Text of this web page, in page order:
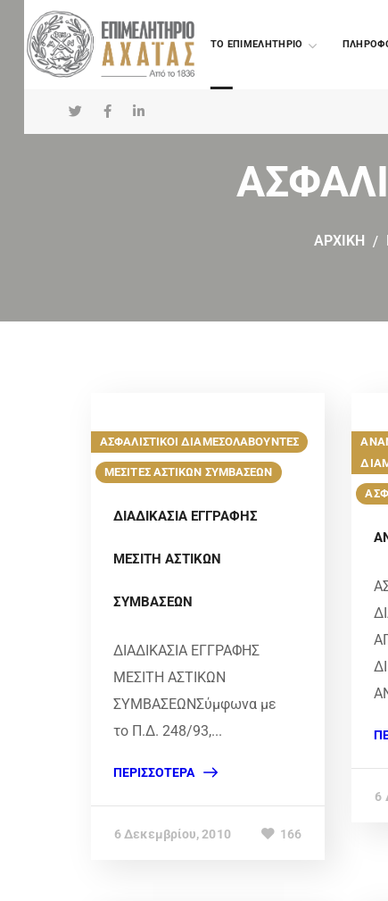
TO ΕΠΙΜΕΛΗΤΗΡΙΟ
ΑΡΧΙΚΗ
ΑΣΦΑΛΙΣΤΙΚΟΙ ΔΙΑΜΕΣΟΛΑΒΟΥΝΤΕΣ
ΜΕΣΙΤΕΣ ΑΣΤΙΚΩΝ ΣΥΜΒΑΣΕΩΝ
ΔΙΑΔΙΚΑΣΙΑ ΕΓΓΡΑΦΗΣ
ΜΕΣΙΤΗ ΑΣΤΙΚΩΝ
ΣΥΜΒΑΣΕΩΝ
ΔΙΑΔΙΚΑΣΙΑ ΕΓΓΡΑΦΗΣ
ΜΕΣΙΤΗ ΑΣΤΙΚΩΝ
ΣΥΜΒΑΣΕΩΝΣύμφωνα με
το Π.Δ. 248/93,...
ΠΕΡΙΣΣΌΤΕΡΑ
6 Δεκεμβρίου, 2010 166
6